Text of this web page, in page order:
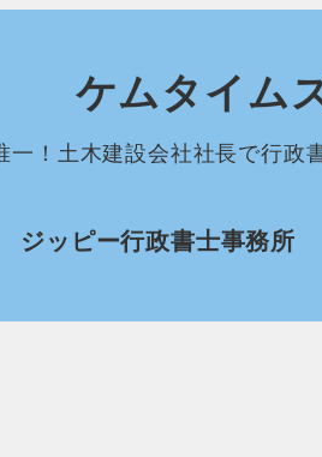
ケムタイム
一！土木建設会社社長で行政
ジッピー行政書士事務所